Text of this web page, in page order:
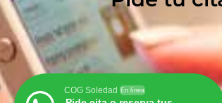
COG Soledad En línea